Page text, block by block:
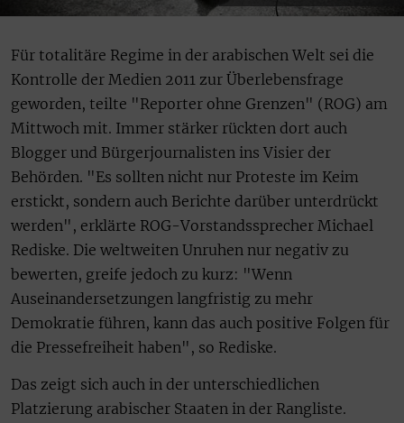
Für totalitäre Regime in der arabischen Welt sei die
Kontrolle der Medien 2011 zur Überlebensfrage
geworden, teilte "Reporter ohne Grenzen" (ROG) am
Mittwoch mit. Immer stärker rückten dort auch
Blogger und Bürgerjournalisten ins Visier der
Behörden. "Es sollten nicht nur Proteste im Keim
erstickt, sondern auch Berichte darüber unterdrückt
werden", erklärte ROG-Vorstandssprecher Michael
Rediske. Die weltweiten Unruhen nur negativ zu
bewerten, greife jedoch zu kurz: "Wenn
Auseinandersetzungen langfristig zu mehr
Demokratie führen, kann das auch positive Folgen für
die Pressefreiheit haben", so Rediske.
Das zeigt sich auch in der unterschiedlichen
Platzierung arabischer Staaten in der Rangliste.